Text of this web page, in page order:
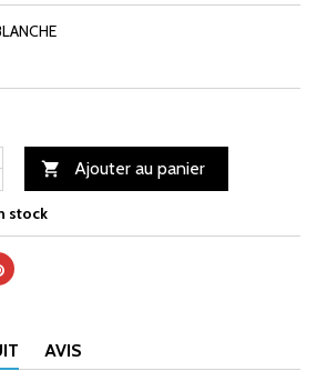
 Ajouter au panier
stock
AVIS